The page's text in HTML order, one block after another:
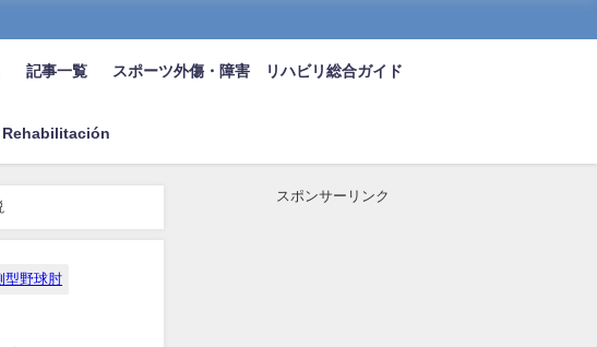
記事一覧 スポーツ外傷・障害 リハビリ総合ガイド
型野球肘
スポンサーリンク